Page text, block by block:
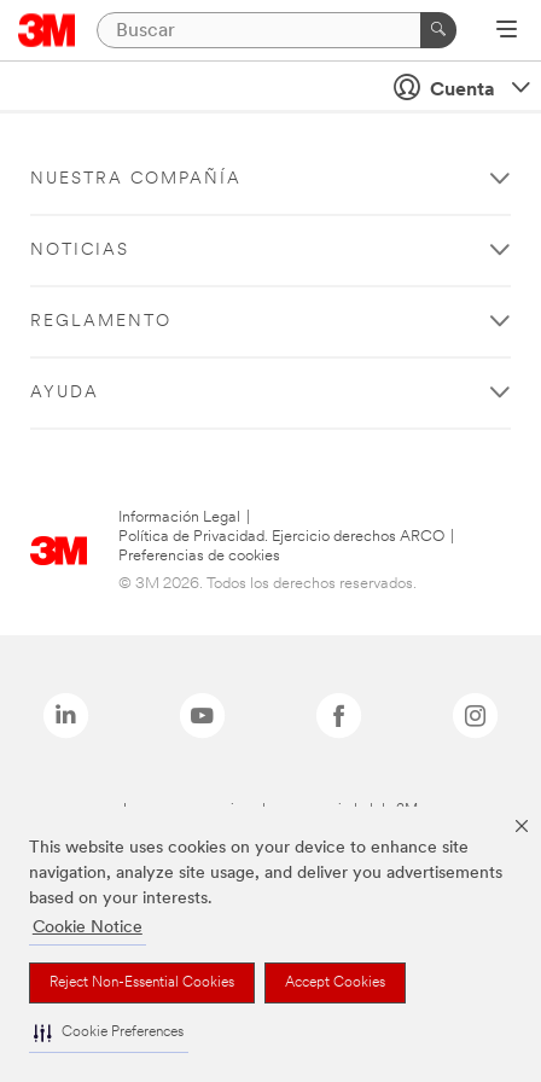
This website uses cookies on your device to enhance site
navigation, analyze site usage, and deliver you advertisements
based on your interests.
Cookie Notice
Reject Non-Essential Cookies Accept Cookies
Cookie Preferences
Cuenta
NUESTRA COMPAÑÍA
NOTICIAS
REGLAMENTO
AYUDA
Información Legal
Política de Privacidad. Ejercicio derechos ARCO
Preferencias de cookies
© 3M 2026. Todos los derechos reservados.
Las marcas mencionadas son propiedad de 3M